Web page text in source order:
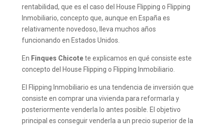
rentabilidad, que es el caso del House Flipping o Flipping
Inmobiliario, concepto que, aunque en España es
relativamente novedoso, lleva muchos años
funcionando en Estados Unidos.
En Finques Chicotete explicamos en qué consiste este
concepto del House Flipping o Flipping Inmobiliario.
El Flipping Inmobiliario es una tendencia de inversión que
consiste en comprar una vivienda para reformarla y
posteriormente venderla lo antes posible. El objetivo
principal es conseguir venderla a un precio superior de la